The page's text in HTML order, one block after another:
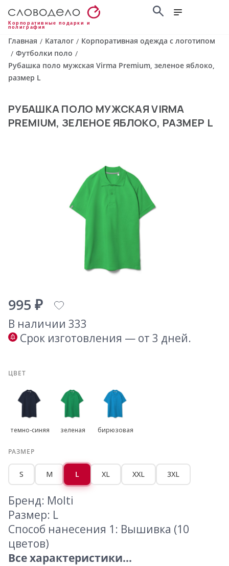
Корпоративные подарки и
полиграфия
Главная / Каталог / Корпоративная одежда с логотипом
/ Футболки поло /
Рубашка поло мужская Virma Premium, зеленое яблоко,
размер L
РУБАШКА ПОЛО МУЖСКАЯ VIRMA
PREMIUM, ЗЕЛЕНОЕ ЯБЛОКО, РАЗМЕР L
995 ₽
В наличии 333
Срок изготовления — от 3 дней.
ЦВЕТ
темно-синяя зеленая бирюзовая
РАЗМЕР
S M L XL XXL 3XL
Бренд: Molti
Размер: L
Способ нанесения 1: Вышивка (10
цветов)
Все характеристики...